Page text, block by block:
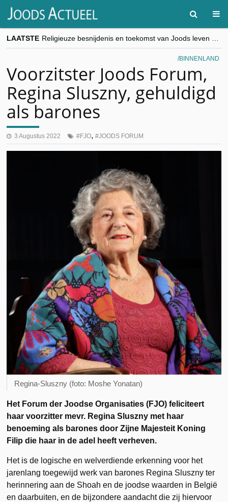
LAATSTE
“Besnijdenisdebat toont hoe moeilijk seculiere Westen minderheden begrijpt”, Jinnih Beels (Vooruit)
CITYTRIP | ROEMENIË – Boekarest: de verrassing van Oost-Europa
BINNENLAND
Voorzitster Joods Forum,
Regina Sluszny, gehuldigd
als barones
3 Augustus 2022 FJO, JOODS FORUM
Regina-Sluszny (foto: Moshe Yonatan)
Het Forum der Joodse Organisaties (FJO) feliciteert
haar voorzitter mevr. Regina Sluszny met haar
benoeming als barones door Zijne Majesteit Koning
Filip die haar in de adel heeft verheven.
Het is de logische en welverdiende erkenning voor het
jarenlang toegewijd werk van barones Regina Sluszny ter
herinnering aan de Shoah en de joodse waarden in België
en daarbuiten, en de bijzondere aandacht die zij hiervoor